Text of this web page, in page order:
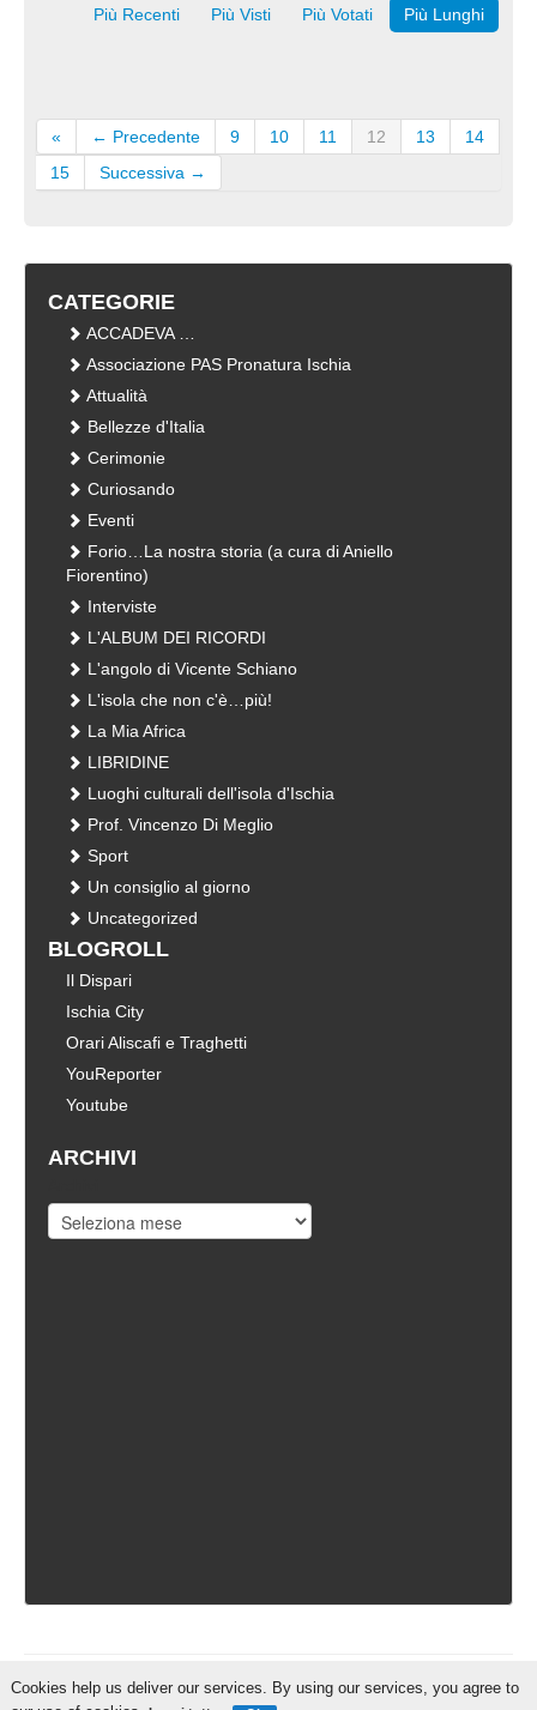
Più Recenti Più Visti Più Votati Più Lunghi
« ← Precedente 9 10 11 12 13
14
15
Successiva →
CATEGORIE
ACCADEVA …
Associazione PAS Pronatura Ischia
Attualità
Bellezze d'Italia
Cerimonie
Curiosando
Eventi
Forio…La nostra storia (a cura di Aniello
Fiorentino)
Interviste
L'ALBUM DEI RICORDI
L'angolo di Vicente Schiano
L'isola che non c'è…più!
La Mia Africa
LIBRIDINE
Luoghi culturali dell'isola d'Ischia
Prof. Vincenzo Di Meglio
Sport
Un consiglio al giorno
Uncategorized
BLOGROLL
Il Dispari
Ischia City
Orari Aliscafi e Traghetti
YouReporter
Youtube
ARCHIVI
IschiaReporter.it - Curato daPietro Coppa
Cookies help us deliver our services. By using our services, you agree to